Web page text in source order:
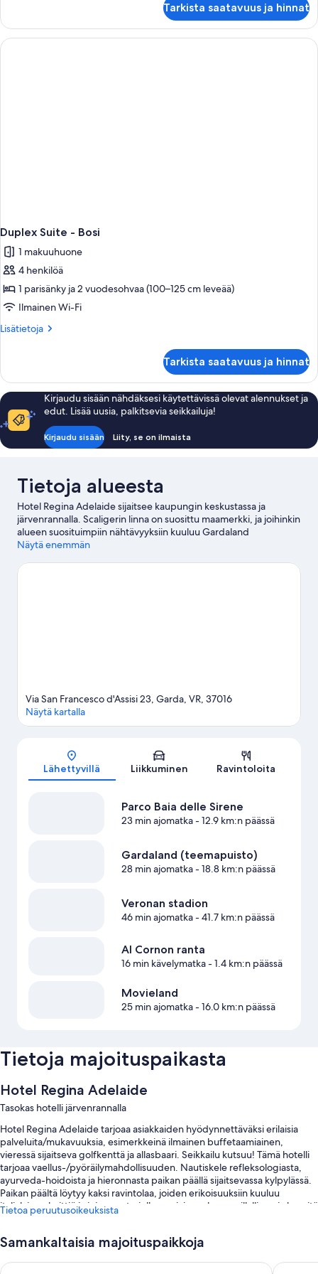
-
Bosi
Tarkista saatavuus ja hinnat
Duplex Suite - Bosi
1 makuuhuone
4 henkilöä
1 parisänky ja 2 vuodesohvaa (100–125 cm leveää)
Ilmainen Wi-Fi
Lisätietoja
Lisätietoja
-
Bosi
Tarkista saatavuus ja hinnat
Kirjaudu sisään nähdäksesi käytettävissä olevat alennukset ja
edut. Lisää uusia, palkitsevia seikkailuja!
Kirjaudu sisään Liity, se on ilmaista
Tietoja alueesta
Hotel Regina Adelaide sijaitsee kaupungin keskustassa ja
järvenrannalla. Scaligerin linna on suosittu maamerkki, ja joihinkin
alueen suosituimpiin nähtävyyksiin kuuluu Gardaland
(teemapuisto) ja Movieland. Il Coccio ja Giardino di Casa Biasi
vesihiihtää, tai kokeilla erilaisia ulkoilma-aktiviteetteja, joihin
Näytä enemmän
Kartta
Via San Francesco d'Assisi 23, Garda, VR, 37016
Näytä kartalla
Lähettyvillä Liikkuminen Ravintoloita
Parco Baia delle Sirene
23 min ajomatka- 12.9 km:n päässä
Gardaland (teemapuisto)
28 min ajomatka- 18.8 km:n päässä
Veronan stadion
46 min ajomatka- 41.7 km:n päässä
Al Cornon ranta
16 min kävelymatka- 1.4 km:n päässä
Movieland
25 min ajomatka- 16.0 km:n päässä
Tietoja majoituspaikasta
Hotel Regina Adelaide
Tasokas hotelli järvenrannalla
Hotel Regina Adelaide tarjoaa asiakkaiden hyödynnettäväksi erilaisia
palveluita/mukavuuksia, esimerkkeinä ilmainen buffetaamiainen,
vieressä sijaitseva golfkenttä ja allasbaari. Seikkailu kutsuu! Tämä hotelli
tarjoaa vaellus-/pyöräilymahdollisuuden. Nautiskele refleksologiasta,
ayurveda-hoidoista ja hieronnasta paikan päällä sijaitsevassa kylpylässä.
Paikan päältä löytyy kaksi ravintolaa, joiden erikoisuuksiin kuuluu
italialainen keittiö ja joissa on tarjolla aamiainen, lounas, illallinen ja kevyitä
aterioita. Ilmainen Wi-Fi huoneessa on kaikkien asiakkaiden käytössä.
Tietoa peruutusoikeuksista
Samankaltaisia majoituspaikkoja
Sky Pool Hotel Sole Garda Parc